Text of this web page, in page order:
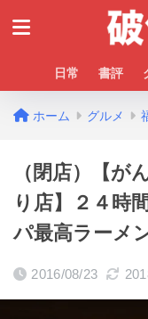
日常 書評
ホーム グルメ
（閉店）【が
り店】２４時
パ最高ラーメ
2016/08/23